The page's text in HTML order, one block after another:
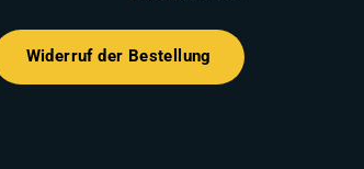
Widerruf der Bestellung